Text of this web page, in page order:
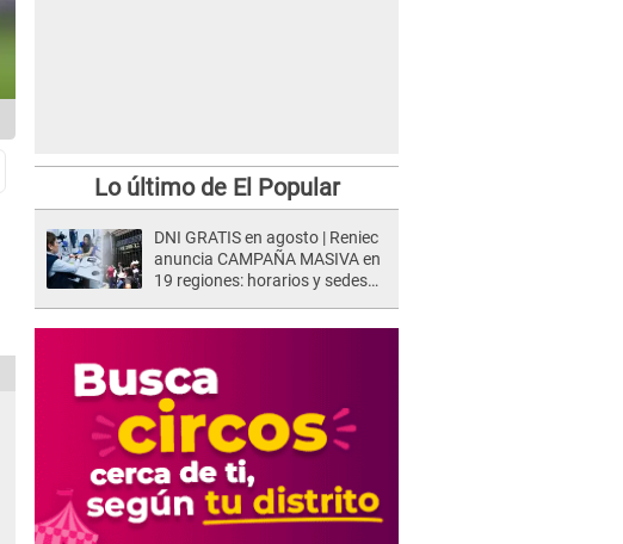
Lo último de El Popular
DNI GRATIS en agosto | Reniec
anuncia CAMPAÑA MASIVA en
19 regiones: horarios y sedes